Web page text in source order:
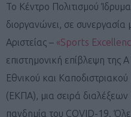
Το Κέντρο Πολιτισμού
διοργανώνει, σε
Αριστείας – «Sports
επιστημονική επίβλεψη της
Εθνικού και
(ΕΚΠΑ), μια σειρά διαλέξεων
πανδημία του COVID-19.